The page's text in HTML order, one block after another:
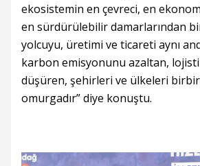
ekosistemin en çevreci, en
en sürdürülebilir damarlarından
yolcuyu, üretimi ve ticareti aynı
karbon emisyonunu azaltan,
düşüren, şehirleri ve ülkeleri
omurgadır” diye konuştu.